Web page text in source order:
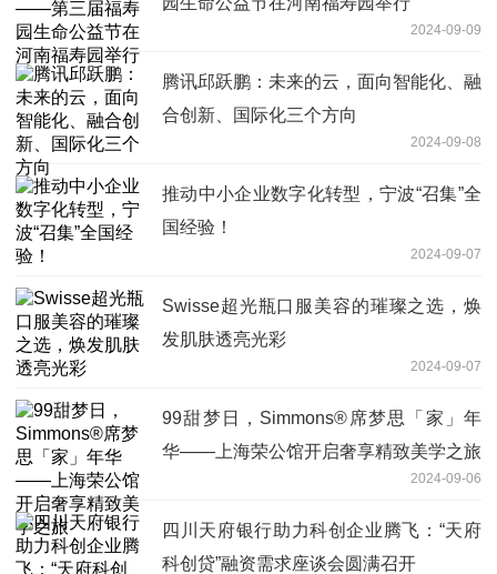
2024-09-09
腾讯邱跃鹏：未来的云，面向智能化、融
合创新、国际化三个方向
2024-09-08
推动中小企业数字化转型，宁波“召集”全
国经验！
2024-09-07
Swisse超光瓶口服美容的璀璨之选，焕
发肌肤透亮光彩
2024-09-07
99甜梦日，Simmons®席梦思「家」年
华——上海荣公馆开启奢享精致美学之旅
2024-09-06
四川天府银行助力科创企业腾飞：“天府
科创贷”融资需求座谈会圆满召开